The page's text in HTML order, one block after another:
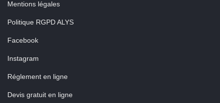
Mentions légales
Politique RGPD ALYS
Facebook
Instagram
Réglement en ligne
Devis gratuit en ligne